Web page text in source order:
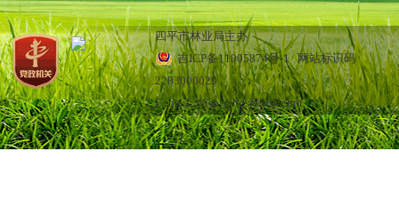
四平市林业局主办
吉ICP备11005874号-1网站标识码
2203000029
E_mail：jlsplyjbgs@163.com